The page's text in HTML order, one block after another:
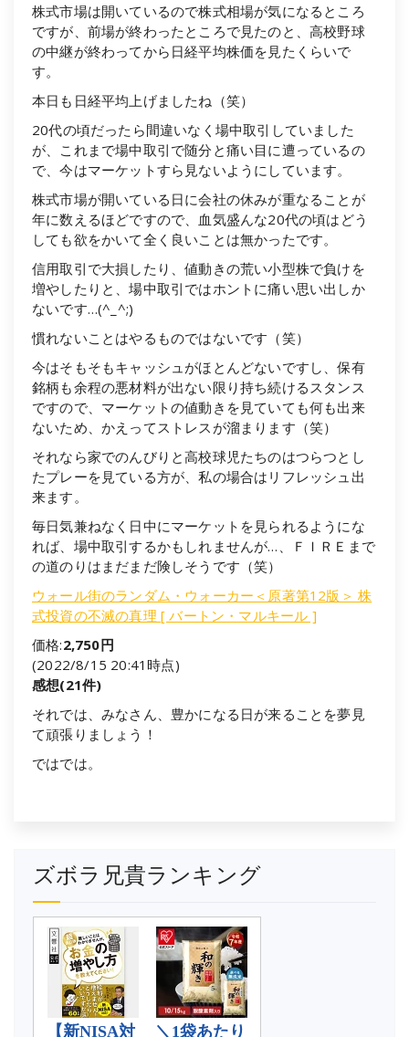
株式市場は開いているので株式相場が気になるところ
ですが、前場が終わったところで見たのと、高校野球
の中継が終わってから日経平均株価を見たくらいで
す。
本日も日経平均上げましたね（笑）
20代の頃だったら間違いなく場中取引していました
が、これまで場中取引で随分と痛い目に遭っているの
で、今はマーケットすら見ないようにしています。
株式市場が開いている日に会社の休みが重なることが
年に数えるほどですので、血気盛んな20代の頃はどう
しても欲をかいて全く良いことは無かったです。
信用取引で大損したり、値動きの荒い小型株で負けを
増やしたりと、場中取引ではホントに痛い思い出しか
ないです…(^_^;)
慣れないことはやるものではないです（笑）
今はそもそもキャッシュがほとんどないですし、保有
銘柄も余程の悪材料が出ない限り持ち続けるスタンス
ですので、マーケットの値動きを見ていても何も出来
ないため、かえってストレスが溜まります（笑）
それなら家でのんびりと高校球児たちのはつらつとし
たプレーを見ている方が、私の場合はリフレッシュ出
来ます。
毎日気兼ねなく日中にマーケットを見られるようにな
れば、場中取引するかもしれませんが…、ＦＩＲＥまで
の道のりはまだまだ険しそうです（笑）
ウォール街のランダム・ウォーカー＜原著第12版＞ 株
式投資の不滅の真理 [ バートン・マルキール ]
価格:2,750円
(2022/8/15 20:41時点)
感想(21件)
それでは、みなさん、豊かになる日が来ることを夢見
て頑張りましょう！
ではでは。
ズボラ兄貴ランキング